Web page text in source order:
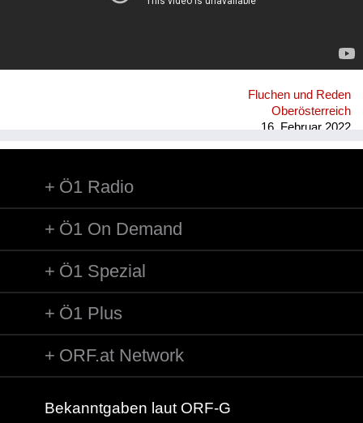
Fluchen und Reden
Oberösterreich
16. Februar 2022
Ö1 Radio
Ö1 On Demand
Ö1 Spezial
Ö1 Plus
ORF.at Network
Bekanntgaben laut ORF-G